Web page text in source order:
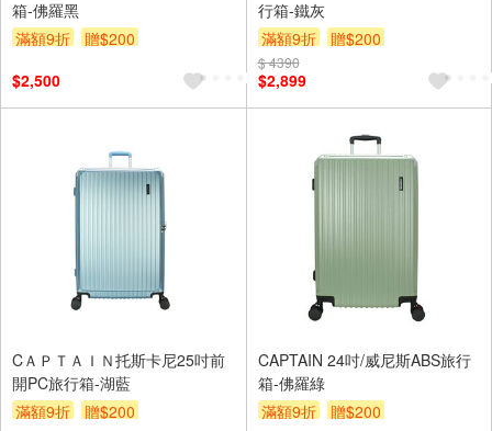
箱-佛羅黑
滿額9折
贈$200
$2,500
行箱-鐵灰
滿額9折
贈$200
$ 4390
$2,899
CＡＰＴＡＩＮ托斯卡尼25吋前
開PC旅行箱-湖藍
滿額9折
贈$200
CAPTAIN 24吋/威尼斯ABS旅行
箱-佛羅綠
滿額9折
贈$200